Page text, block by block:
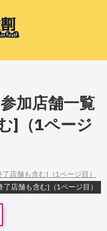
加店舗一覧
]（1ページ
店舗も含む]（1ページ目）
店舗も含む]（1ページ目）